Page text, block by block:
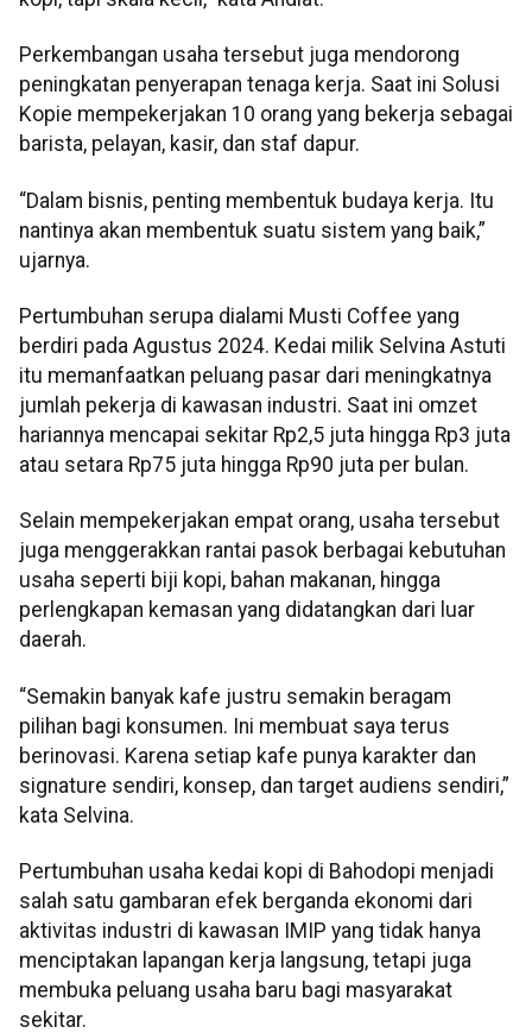
Perkembangan usaha tersebut juga mendorong
peningkatan penyerapan tenaga kerja. Saat ini Solusi
Kopie mempekerjakan 10 orang yang bekerja sebagai
barista, pelayan, kasir, dan staf dapur.
“Dalam bisnis, penting membentuk budaya kerja. Itu
nantinya akan membentuk suatu sistem yang baik,”
ujarnya.
Pertumbuhan serupa dialami Musti Coffee yang
berdiri pada Agustus 2024. Kedai milik Selvina Astuti
itu memanfaatkan peluang pasar dari meningkatnya
jumlah pekerja di kawasan industri. Saat ini omzet
hariannya mencapai sekitar Rp2,5 juta hingga Rp3 juta
atau setara Rp75 juta hingga Rp90 juta per bulan.
Selain mempekerjakan empat orang, usaha tersebut
juga menggerakkan rantai pasok berbagai kebutuhan
usaha seperti biji kopi, bahan makanan, hingga
perlengkapan kemasan yang didatangkan dari luar
daerah.
“Semakin banyak kafe justru semakin beragam
pilihan bagi konsumen. Ini membuat saya terus
berinovasi. Karena setiap kafe punya karakter dan
signature sendiri, konsep, dan target audiens sendiri,”
kata Selvina.
Pertumbuhan usaha kedai kopi di Bahodopi menjadi
salah satu gambaran efek berganda ekonomi dari
aktivitas industri di kawasan IMIP yang tidak hanya
menciptakan lapangan kerja langsung, tetapi juga
membuka peluang usaha baru bagi masyarakat
sekitar.